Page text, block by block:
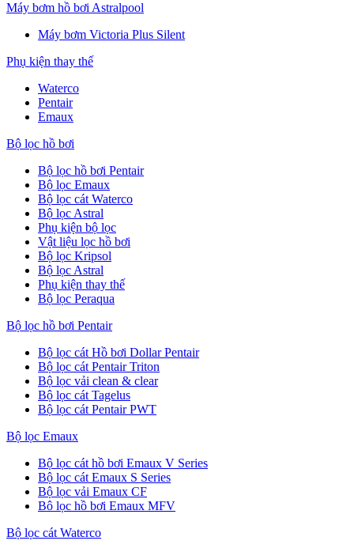
Máy bơm hồ bơi Astralpool
Máy bơm Victoria Plus Silent
Phụ kiện thay thế
Waterco
Pentair
Emaux
Bộ lọc hồ bơi
Bộ lọc hồ bơi Pentair
Bộ lọc Emaux
Bộ lọc cát Waterco
Bộ lọc Astral
Phụ kiện bộ lọc
Vật liệu lọc hồ bơi
Bộ lọc Kripsol
Bộ lọc Astral
Phụ kiện thay thế
Bộ lọc Peraqua
Bộ lọc hồ bơi Pentair
Bộ lọc cát Hồ bơi Dollar Pentair
Bộ lọc cát Pentair Triton
Bộ lọc vải clean & clear
Bộ lọc cát Tagelus
Bộ lọc cát Pentair PWT
Bộ lọc Emaux
Bộ lọc cát hồ bơi Emaux V Series
Bộ lọc cát Emaux S Series
Bộ lọc vải Emaux CF
Bô lọc hồ bơi Emaux MFV
Bộ lọc cát Waterco